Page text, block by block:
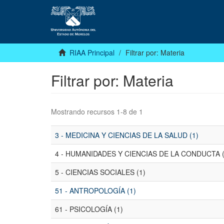
RIAA Principal Filtrar por: Materia
Filtrar por: Materia
Mostrando recursos 1-8 de 1
3 - MEDICINA Y CIENCIAS DE LA SALUD (1)
4 - HUMANIDADES Y CIENCIAS DE LA CONDUCTA
5 - CIENCIAS SOCIALES (1)
51 - ANTROPOLOGÍA (1)
61 - PSICOLOGÍA (1)